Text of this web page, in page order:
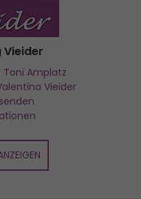
Toni Amplatz
Vieider